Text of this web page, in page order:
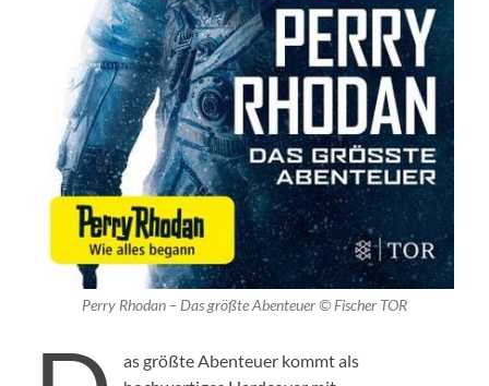
Perry Rhodan – Das größte Abenteuer © Fischer TOR
as größte Abenteuer kommt als